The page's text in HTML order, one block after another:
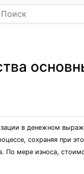
в денежном
сохраняя при
мере износа,